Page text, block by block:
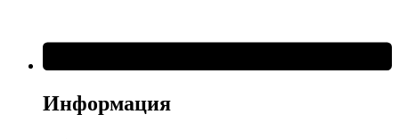
Информация